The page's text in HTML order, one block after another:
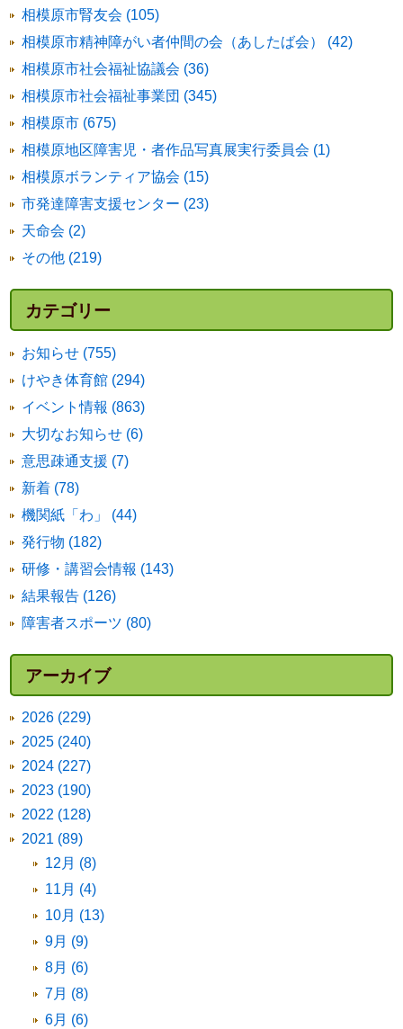
相模原市腎友会 (105)
相模原市精神障がい者仲間の会（あしたば会） (42)
相模原市社会福祉協議会 (36)
相模原市社会福祉事業団 (345)
相模原市 (675)
相模原地区障害児・者作品写真展実行委員会 (1)
相模原ボランティア協会 (15)
市発達障害支援センター (23)
天命会 (2)
その他 (219)
カテゴリー
お知らせ (755)
けやき体育館 (294)
イベント情報 (863)
大切なお知らせ (6)
意思疎通支援 (7)
新着 (78)
機関紙「わ」 (44)
発行物 (182)
研修・講習会情報 (143)
結果報告 (126)
障害者スポーツ (80)
アーカイブ
2026 (229)
2025 (240)
2024 (227)
2023 (190)
2022 (128)
2021 (89)
12月 (8)
11月 (4)
10月 (13)
9月 (9)
8月 (6)
7月 (8)
6月 (6)